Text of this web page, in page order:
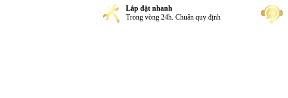
Lắp đặt nhanh
Trong vòng 24h. Chuẩn quy định